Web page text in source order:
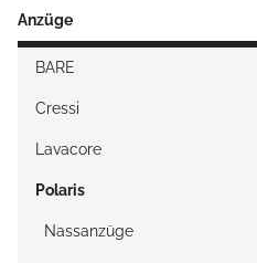
Anzüge
BARE
Cressi
Lavacore
Polaris
Nassanzüge